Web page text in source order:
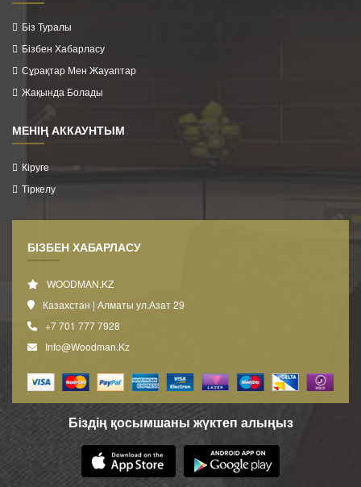
Біз Туралы
Бізбен Хабарласу
Сұрақтар Мен Жауаптар
Жақында Болады
МЕНІҢ АККАУНТЫМ
Кіруге
Тіркелу
БІЗБЕН ХАБАРЛАСУ
WOODMAN.KZ
Казахстан | Алматы ул.Азат 29
+7 701 777 7928
Info@woodman.kz
Біздің қосымшаны жүктеп алыңыз